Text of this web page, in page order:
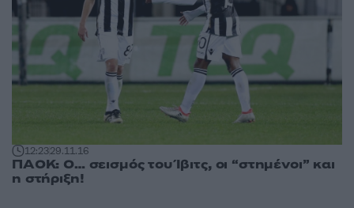
12:2329.11.16
ΠΑΟΚ: Ο… σεισμός του Ίβιτς, οι “στημένοι” και
η στήριξη!